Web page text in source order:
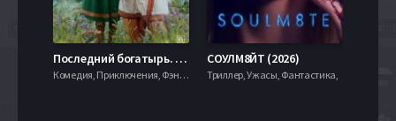
Последний богатырь. Колобок (2026)
Комедия, Приключения, Фэнтези,
СОУЛМ8ЙТ (2026)
Триллер, Ужасы, Фантастика,